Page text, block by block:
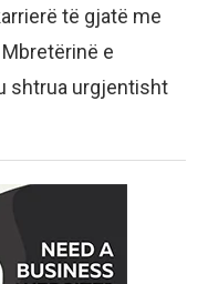
të gjatë me
e
shtrua urgjentisht